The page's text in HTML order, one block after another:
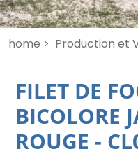
home > Production et
FILET DE
BICOLORE
ROUGE -